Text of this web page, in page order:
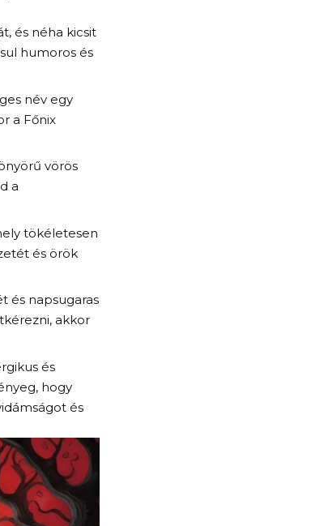
és néha kicsit
humoros és
név egy
a Főnix
vörös
a
tökéletesen
és örök
és napsugaras
akkor
és
hogy
és